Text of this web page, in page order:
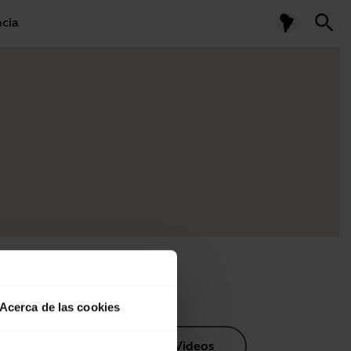
Acerca de las cookies
search
Videos